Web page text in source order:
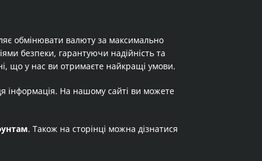
обмінювати валюту за максимально
безпеки, гарантуючи надійність та
що у нас ви отримаєте найкращі умови.
інформація. На нашому сайті ви можете
. Також на сторінці можна дізнатися